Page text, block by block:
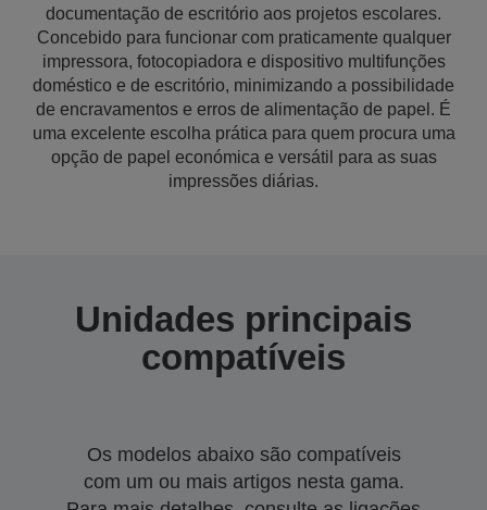
documentação de escritório aos projetos escolares.
Concebido para funcionar com praticamente qualquer
impressora, fotocopiadora e dispositivo multifunções
doméstico e de escritório, minimizando a possibilidade
de encravamentos e erros de alimentação de papel. É
uma excelente escolha prática para quem procura uma
opção de papel económica e versátil para as suas
impressões diárias.
Unidades principais
compatíveis
Os modelos abaixo são compatíveis
com um ou mais artigos nesta gama.